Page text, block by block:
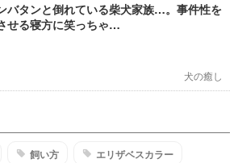
バタンと倒れている柴犬家族…。事件性を
せる寝方に笑っちゃ…
犬の癒し
飼い方 エリザベスカラー